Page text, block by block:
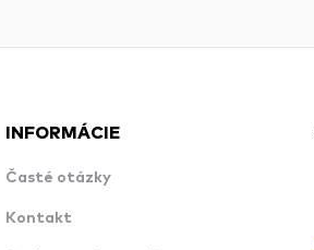
INFORMÁCIE
Časté otázky
Kontakt